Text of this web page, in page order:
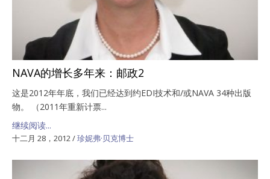
NAVA的增长多年来：邮政2
这是2012年年底，我们已经达到约EDI技术和/或NAVA 34种出版
物。 （2011年重新计票...
继续阅读...
十二月 28，2012/珍妮弗·贝克博士